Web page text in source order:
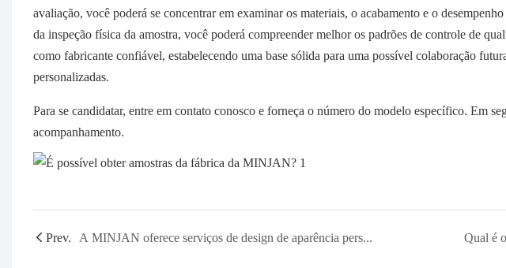
avaliação, você poderá se concentrar em examinar os materiais, o acabamento e o
da inspeção física da amostra, você poderá compreender melhor os padrões de controle de
como fabricante confiável, estabelecendo uma base sólida para uma possível colaboração
personalizadas.
Para se candidatar, entre em contato conosco e forneça o número do modelo específico. Em
acompanhamento.
Prev. A MINJAN oferece serviços de design de aparência personalizados? Qual é